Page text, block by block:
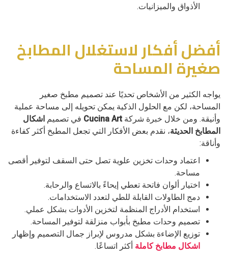
الأذواق والميزانيات.
أفضل أفكار لاستغلال المطابخ
صغيرة المساحة
يواجه الكثير من الأشخاص تحديًا عند تصميم مطبخ صغير
المساحة، لكن مع الحلول الذكية يمكن تحويله إلى مساحة عملية
وأنيقة. ومن خلال خبرة شركة Cucina Art في تصميم اشكال
المطابخ الحديثة، نقدم بعض الأفكار التي تجعل المطبخ أكثر كفاءة
وأناقة:
اعتماد وحدات تخزين علوية تصل حتى السقف لتوفير أقصى
مساحة.
اختيار ألوان فاتحة تعطي إيحاءً بالاتساع والرحابة.
دمج الطاولات القابلة للطي لتعدد الاستخدامات.
استخدام الأدراج المنظمة لتخزين الأدوات بشكل عملي.
تصميم وحدات مطبخ بأبواب منزلقة لتوفير المساحة.
توزيع الإضاءة بشكل مدروس لإبراز جمال التصميم وإظهار
اشكال مطابخ كاملة أكثر اتساعًا.